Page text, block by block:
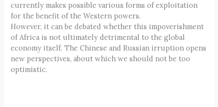
currently makes possible various forms of exploitation
for the benefit of the Western powers.
However, it can be debated whether this impoverishment
of Africa is not ultimately detrimental to the global
economy itself. The Chinese and Russian irruption opens
new perspectives, about which we should not be too
optimistic.